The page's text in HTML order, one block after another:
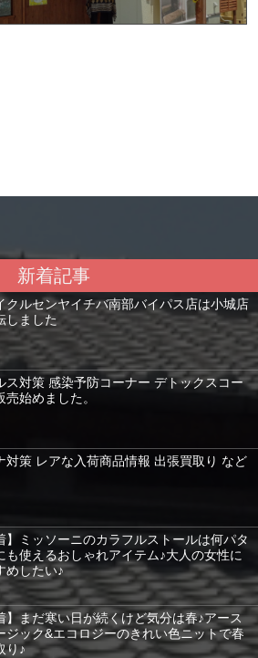
新着記事
クルセンヤイチバ南部バイパス店は小城店
しました
ス対策 感染予防コーナー デトックスコー
売始めました。
対策 レアな入荷商品情報 出張買取り など
】ミッソーニのカラフルストールは何パタ
も使えるおしゃれアイテム♪大人の女性に
めしたい♪
】まだ寒い日が続くけど気分は春♪アース
ジック&エコロジーのきれい色ニットで春
り♪